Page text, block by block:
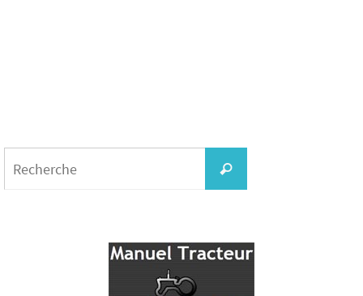
Recherche